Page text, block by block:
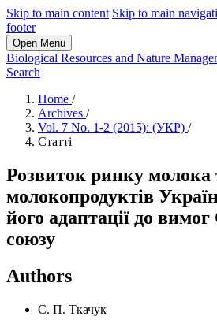
Skip to main content Skip to main
footer
Open Menu
Biological Resources and Nature
Search
Home /
Archives /
Vol. 7 No. 1-2 (2015): (УКР) /
Статті
Розвиток ринку молока
молокопродуктів
його адаптації до
союзу
Authors
С. П. Ткачук